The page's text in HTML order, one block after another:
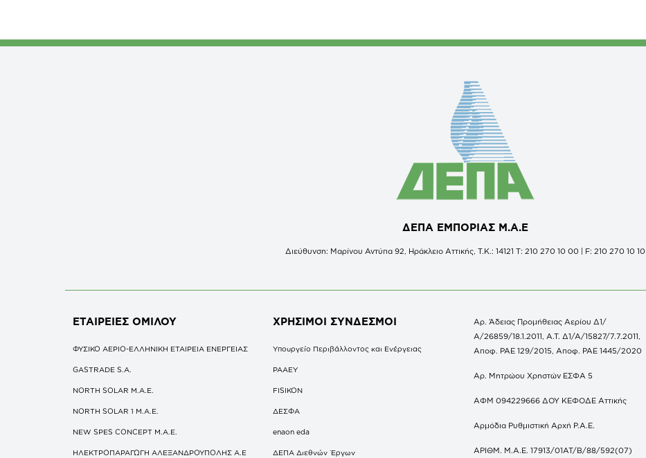
ΔΕΠΑ ΕΜΠΟΡΙΑΣ Μ.Α.Ε
Διεύθυνση: Μαρίνου Αντύπα 92, Ηράκλειο Αττικής, Τ.Κ.: 14121 Τ: 210 270 10 00 | F: 210 270 10 10
ΕΤΑΙΡΕΙΕΣΟΜΙΛΟΥ
ΦΥΣΙΚΟ ΑΕΡΙΟ-ΕΛΛΗΝΙΚΗ ΕΤΑΙΡΕΙΑ ΕΝΕΡΓΕΙΑΣ
GASTRADE S.A.
NORTH SOLAR M.Α.Ε.
NORTH SOLAR 1 M.Α.Ε.
NEW SPES CONCEPT Μ.Α.Ε.
ΗΛΕΚΤΡΟΠΑΡΑΓΩΓΗ ΑΛΕΞΑΝΔΡΟΥΠΟΛΗΣ A.E
ΧΡΗΣΙΜΟΙ ΣΥΝΔΕΣΜΟΙ
Υπουργείο Περιβάλλοντος και Ενέργειας
ΡΑΑΕΥ
FISIKON
ΔΕΣΦΑ
enaon eda
ΔΕΠΑ Διεθνών Έργων
Αρ. Άδειας Προμήθειας Αερίου Δ1/
Α/26859/18.1.2011, Α.Τ. Δ1/Α/15827/7.7.2011,
Αποφ. ΡΑΕ 129/2015, Αποφ. ΡΑΕ 1445/2020
Αρ. Μητρώου Χρηστών ΕΣΦΑ 5
ΑΦΜ 094229666 ΔΟΥ ΚΕΦΟΔΕ Αττικής
Αρμόδια Ρυθμιστική Αρχή Ρ.Α.Ε.
ΑΡΙΘΜ. Μ.Α.Ε. 17913/01ΑΤ/Β/88/592(07)